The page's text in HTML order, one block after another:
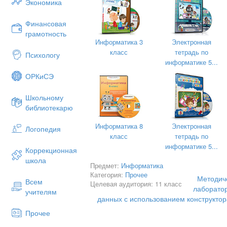
Экономика
Финансовая
грамотность
Психологу
ОРКиСЭ
Школьному
библиотекарю
Логопедия
Коррекционная
школа
Всем
учителям
Прочее
Например, с числовыми величинами
операции, а с символьными и
Объекты базы данных и их
Объекты БД:
Таблица, Запрос,
Хранение данных,
(позволяет пользователю заполнять
заполнить), Печать данных,
быстродействия системы управления.
Пример.Создание базы данных«Моя
и мастера таблиц в СУБД MS Access.
Цели:
закрепление умений студентов
данных в среде MS Access,
осуществлять их перенос в новые
Порядок работы
Рассмотрено
комиссии
дисциплин»
Председатель
Информатика 3
класс
Электронная
тетрадь по
информатике 5...
Информатика 8
класс
Электронная
тетрадь по
информатике 5...
Предмет: Информатика
Категория: Прочее
Целевая аудитория: 11 класс
данных с использованием